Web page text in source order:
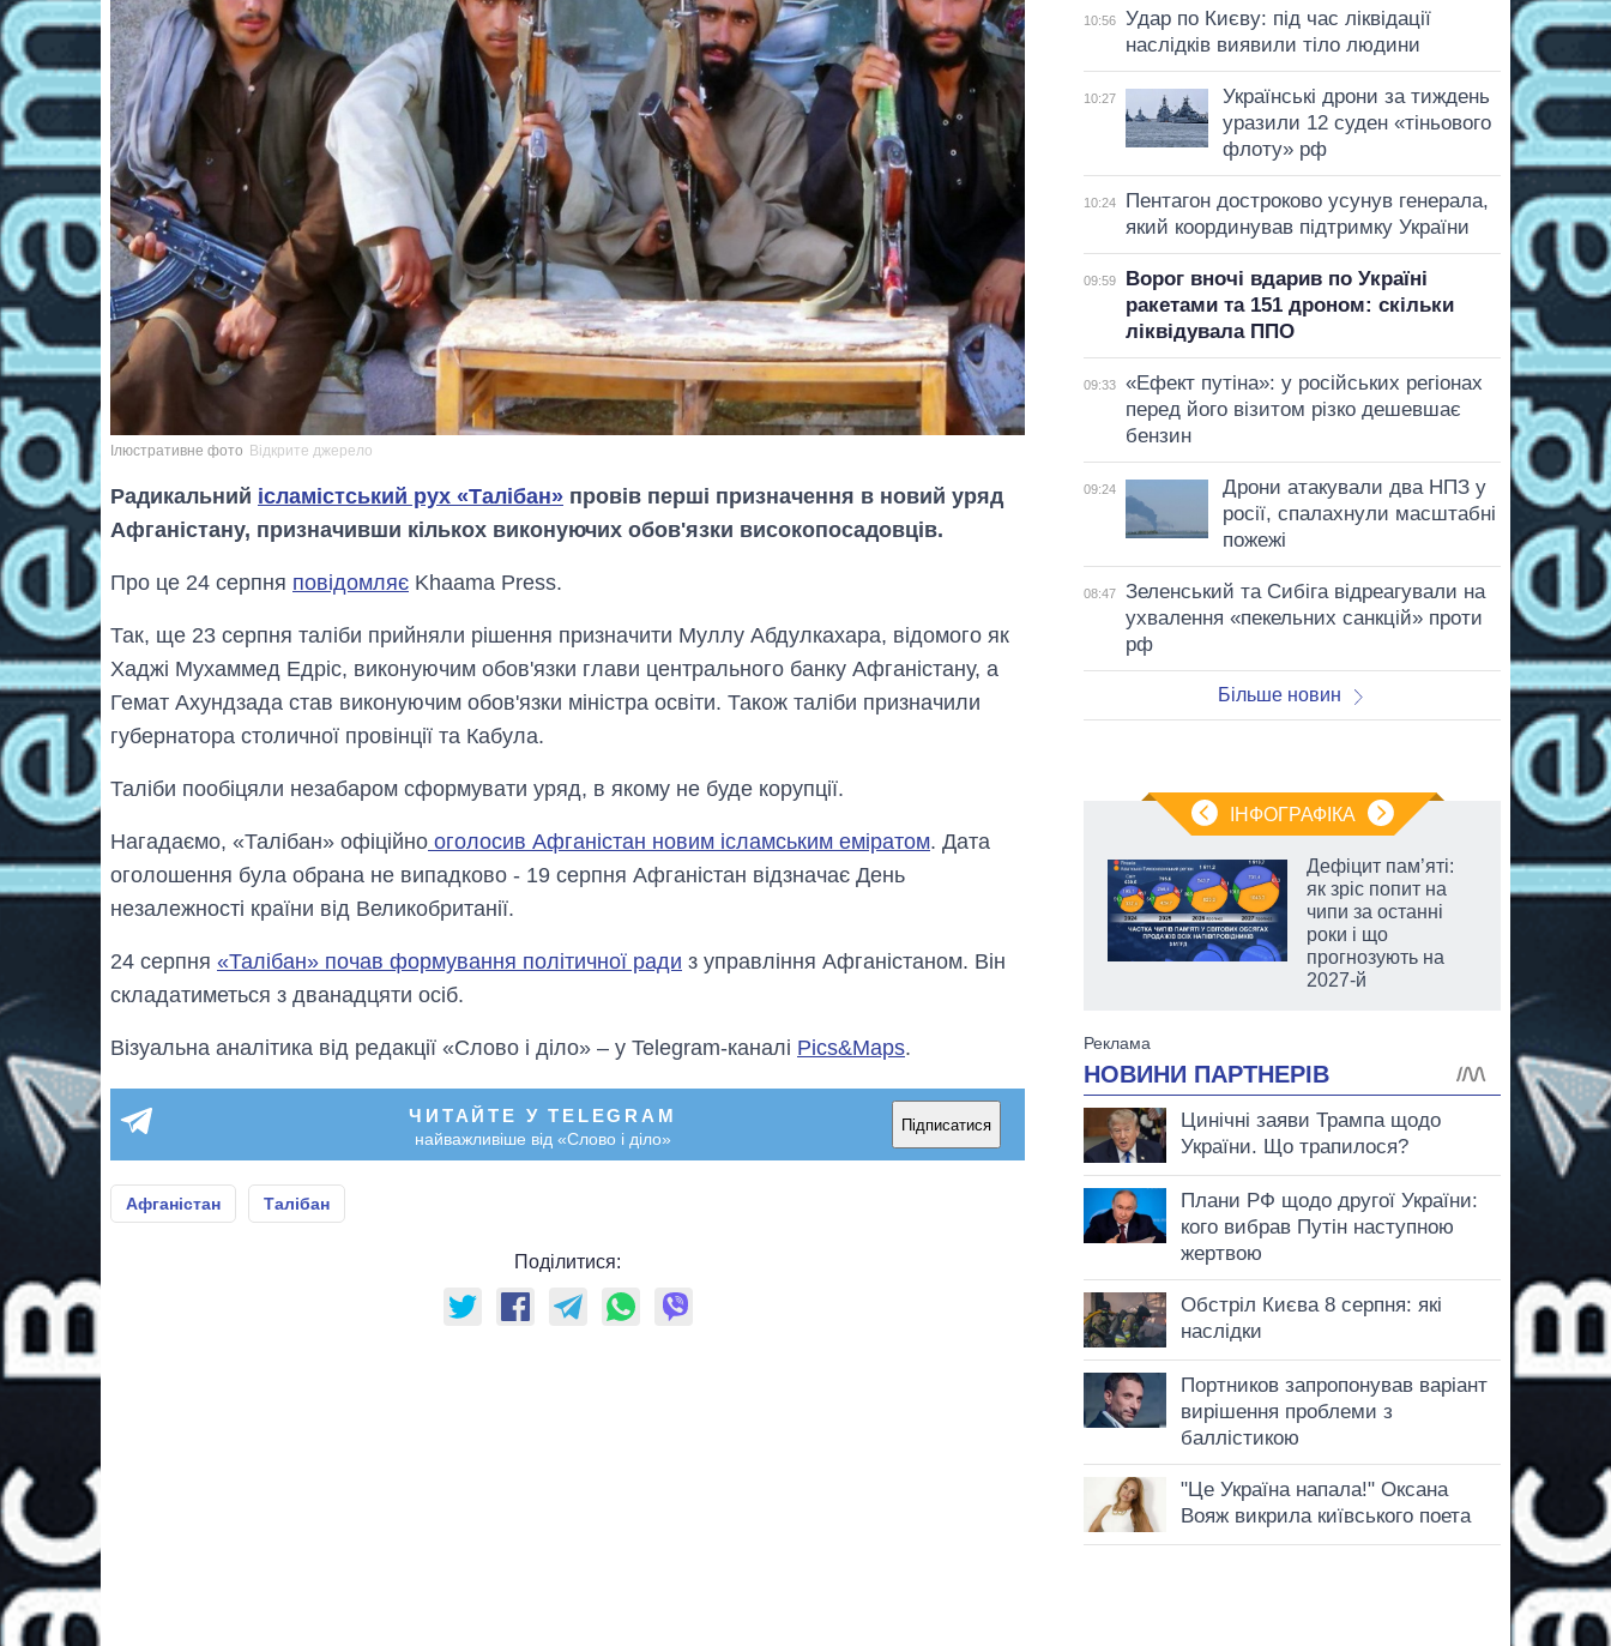
Ілюстративне фото Відкрите джерело
Радикальний ісламістський рух «Талібан» провів перші призначення в новий уряд
Афганістану, призначивши кількох виконуючих обов'язки високопосадовців.
Про це 24 серпня повідомляє Khaama Press.
Так, ще 23 серпня таліби прийняли рішення призначити Муллу Абдулкахара, відомого як
Хаджі Мухаммед Едріс, виконуючим обов'язки глави центрального банку Афганістану, а
Гемат Ахундзада став виконуючим обов'язки міністра освіти. Також таліби призначили
губернатора столичної провінції та Кабула.
Таліби пообіцяли незабаром сформувати уряд, в якому не буде корупції.
Нагадаємо, «Талібан» офіційно оголосив Афганістан новим ісламським еміратом. Дата
оголошення була обрана не випадково - 19 серпня Афганістан відзначає День
незалежності країни від Великобританії.
24 серпня «Талібан» почав формування політичної ради з управління Афганістаном. Він
складатиметься з дванадцяти осіб.
Візуальна аналітика від редакції «Слово і діло» – у Telegram-каналі Pics&Maps.
ЧИТАЙТЕ У TELEGRAM
найважливіше від «Слово і діло»
Підписатися
Афганістан Талібан
Поділитися:
10:56
Удар по Києву: під час ліквідації
наслідків виявили тіло людини
10:27
Українські дрони за тиждень
уразили 12 суден «тіньового
флоту» рф
10:24
Пентагон достроково усунув генерала,
який координував підтримку України
09:59
Ворог вночі вдарив по Україні
ракетами та 151 дроном: скільки
ліквідувала ППО
09:33
«Ефект путіна»: у російських регіонах
перед його візитом різко дешевшає
бензин
09:24
Дрони атакували два НПЗ у
росії, спалахнули масштабні
пожежі
08:47
Зеленський та Сибіга відреагували на
ухвалення «пекельних санкцій» проти
рф
Більше новин
ІНФОГРАФІКА
Скільки картоплі
вирощували в
Дефіцит пам’яті:
як зріс попит на
чипи за останні
роки і що
прогнозують на
2027-й